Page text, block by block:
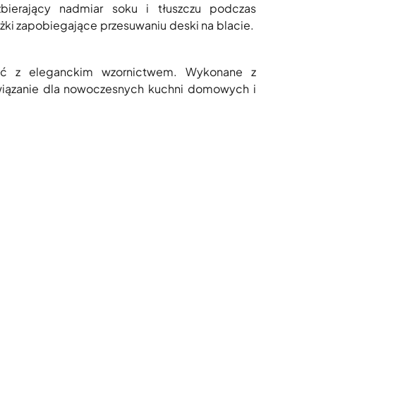
nadmiar soku i tłuszczu podczas
zapobiegające przesuwaniu deski na blacie.
z eleganckim wzornictwem. Wykonane z
dla nowoczesnych kuchni domowych i